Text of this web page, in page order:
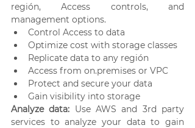
región, Access controls, and
management options.
Control Access to data
Optimize cost with storage classes
Replicate data to any región
Access from on.premises or VPC
Protect and secure your data
Gain visibility into storage
Analyze data: Use AWS and 3rd party
services to analyze your data to gain